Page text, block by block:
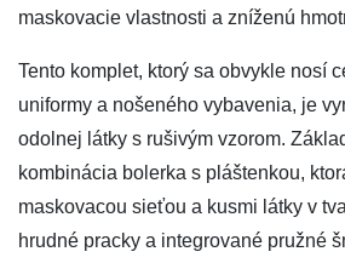
maskovacie vlastnosti a zníženú
Tento komplet, ktorý sa obvykle nosí
uniformy a nošeného vybavenia, je
odolnej látky s rušivým vzorom.
kombinácia bolerka s pláštenkou,
maskovacou sieťou a kusmi látky v
hrudné pracky a integrované pružné